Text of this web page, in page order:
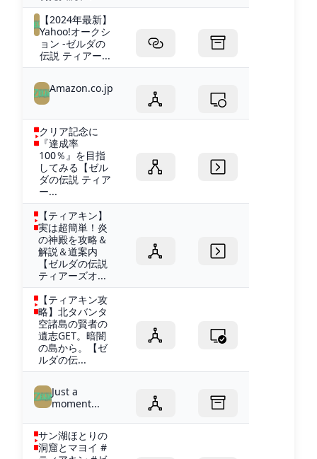
【2024年最新】
Yahoo!オークシ
ョン -ゼルダの
伝説 ティアー...
Amazon.co.jp
クリア記念に
『達成率
100％』を目指
してみる【ゼル
ダの伝説 ティア
ー...
【ティアキン】
実は超簡単！炎
の神殿を攻略＆
解説＆道案内
【ゼルダの伝説
ティアーズオ...
【ティアキン攻
略】北タバンタ
空諸島の賢者の
遺志GET。暗闇
の島から。【ゼ
ルダの伝...
Just a
moment...
サン湖ほとりの
洞窟とマヨイ #